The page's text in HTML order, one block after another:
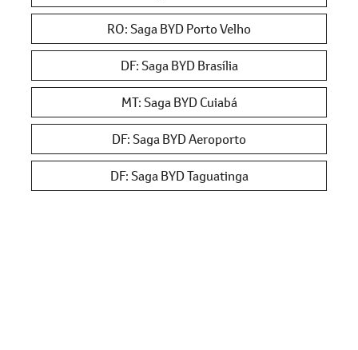
RO: Saga BYD Porto Velho
DF: Saga BYD Brasília
MT: Saga BYD Cuiabá
DF: Saga BYD Aeroporto
DF: Saga BYD Taguatinga